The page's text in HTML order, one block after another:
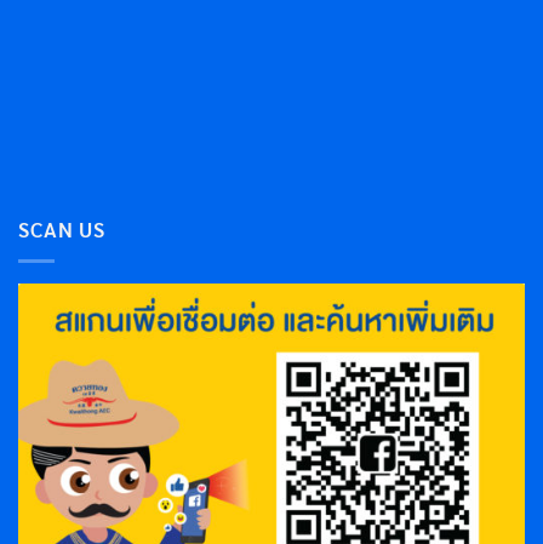
SCAN US